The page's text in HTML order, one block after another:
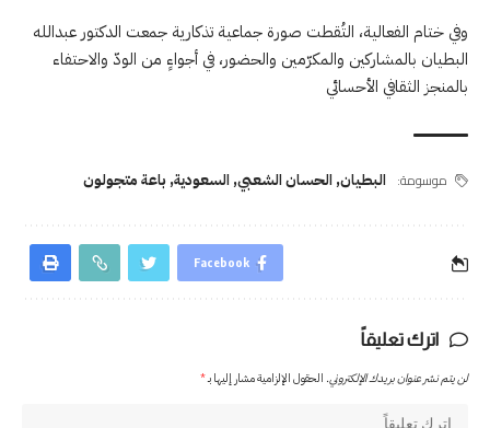
وفي ختام الفعالية، التُقطت صورة جماعية تذكارية جمعت الدكتور عبدالله
البطيان بالمشاركين والمكرّمين والحضور، في أجواءٍ من الودّ والاحتفاء
بالمنجز الثقافي الأحسائي
موسومة: البطيان,الحسان الشعبي,السعودية,باعة متجولون
Facebook
اترك تعليقاً
لن يتم نشر عنوان بريدك الإلكتروني. الحقول الإلزامية مشار إليها بـ*